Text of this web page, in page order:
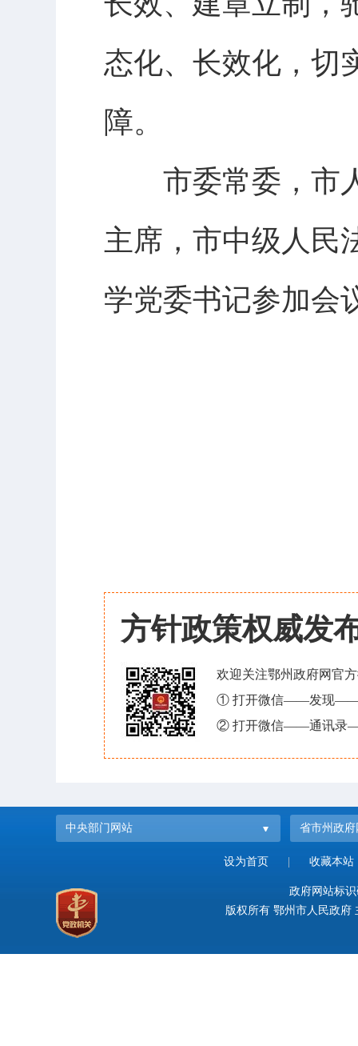
态化、长效化，切
障。
市委常委，市人
主席，市中级人民
学党委书记参加会
方针政策权威发
欢迎关注鄂州政府网官
① 打开微信——发现——
② 打开微信——通讯录
中央部门网站 省市州政府
设为首页 收藏本站
政府网站标
版权所有 鄂州市人民政府